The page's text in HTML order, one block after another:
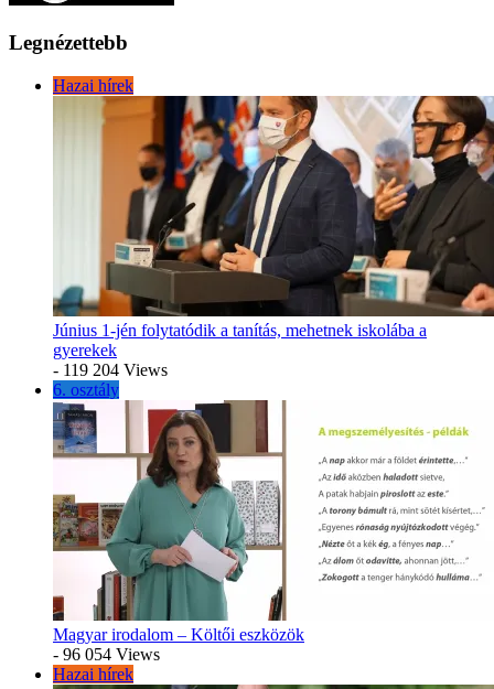
Legnézettebb
Hazai hírek
Június 1-jén folytatódik a tanítás, mehetnek iskolába a
gyerekek
- 119 204 Views
6. osztály
Magyar irodalom – Költői eszközök
- 96 054 Views
Hazai hírek